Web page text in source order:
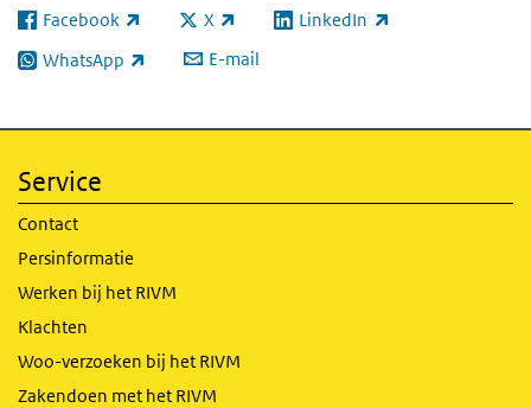
Facebook
(externe link) X
(externe link) LinkedIn
(externe link)
WhatsApp
(externe link) E-mail
Service
Contact
Persinformatie
Werken bij het RIVM
Klachten
Woo-verzoeken bij het RIVM
Zakendoen met het RIVM